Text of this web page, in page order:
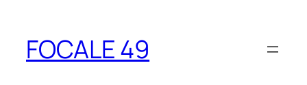
contenu
FOCALE 49